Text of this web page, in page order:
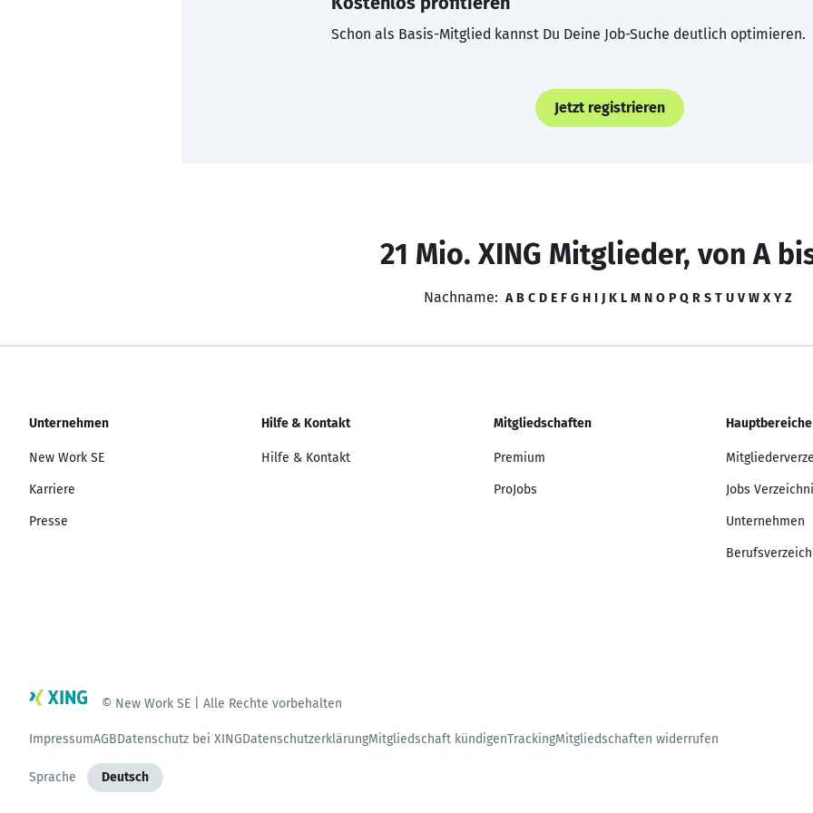
Schon als Basis-Mitglied kannst Du Deine Job-Suche deutlich optimieren.
Jetzt registrieren
21 Mio. XING Mitglieder, von A
Nachname: A B C D E F G H I J K L M N O P Q R S T U V W X Y Z
Unternehmen
New Work SE
Karriere
Presse
Hilfe & Kontakt
Hilfe & Kontakt
Mitgliedschaften
Premium
ProJobs
Hauptbereiche
Jobs
Unternehmen
© New Work SE | Alle Rechte vorbehalten
ImpressumAGBDatenschutz bei XINGDatenschutzerklärungMitgliedschaft kündigenTrackingMitgliedschaften widerrufen
Sprache Deutsch